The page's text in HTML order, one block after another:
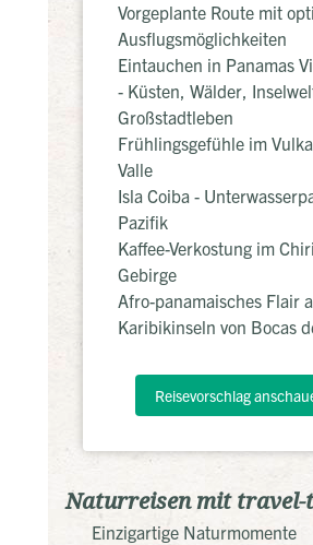
Naturreisen mit
Einzigartige Naturmomente
Vorgeplante Route mit
Ausflugsmöglichkeiten
Eintauchen in Panamas
- Küsten, Wälder,
Großstadtleben
Frühlingsgefühle im
Valle
Isla Coiba -
Pazifik
Kaffee-Verkostung im
Gebirge
Afro-panamaisches Flair
Karibikinseln von Bocas
Reisevorschlag